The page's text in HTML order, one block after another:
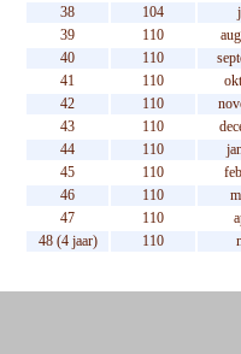
38
104
39
110
40
110
41
110
42
110
43
110
44
110
45
110
46
110
47
110
48 (4 jaar)
110